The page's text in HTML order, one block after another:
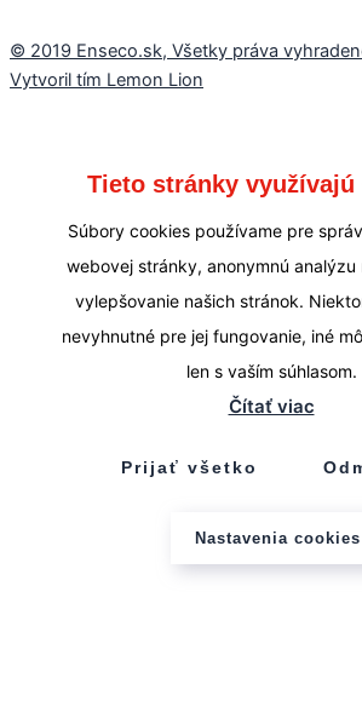
© 2019 Enseco.sk, Všetky práva
Vytvoril tím Lemon Lion
Tieto stránky využívajú
Súbory cookies používame pre
webovej stránky, anonymnú analýzu
vylepšovanie našich stránok.
nevyhnutné pre jej fungovanie, iné
len s vaším súhlasom.
Čítať viac
Prijať všetko
Nastavenia cookies